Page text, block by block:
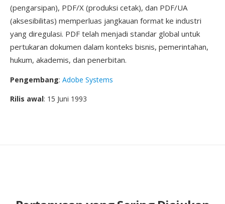
(pengarsipan), PDF/X (produksi cetak), dan PDF/UA
(aksesibilitas) memperluas jangkauan format ke industri
yang diregulasi. PDF telah menjadi standar global untuk
pertukaran dokumen dalam konteks bisnis, pemerintahan,
hukum, akademis, dan penerbitan.
Pengembang: Adobe Systems
Rilis awal: 15 Juni 1993